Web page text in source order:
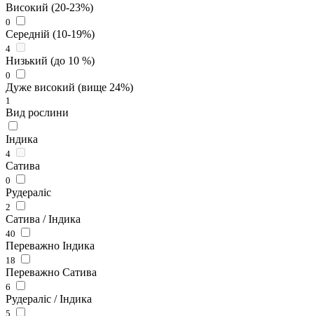
Високий (20-23%)
0
Середній (10-19%)
4
Низький (до 10 %)
0
Дуже високий (вище 24%)
1
Вид рослини
Індика
4
Сатива
0
Рудераліс
2
Сатива / Індика
40
Переважно Індика
18
Переважно Сатива
6
Рудераліс / Індика
5